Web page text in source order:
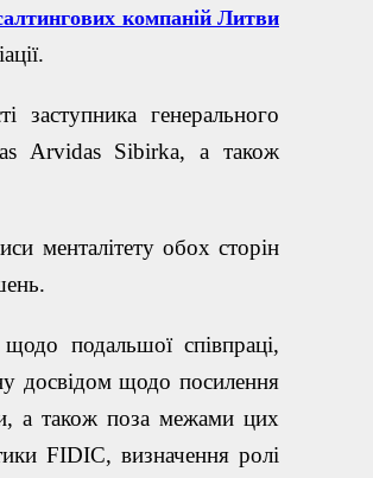
компаній Литви
заступника генерального
Arvidas Sibirka, а також
менталітету обох сторін
подальшої співпраці,
досвідом щодо посилення
а також поза межами цих
FIDIC, визначення ролі